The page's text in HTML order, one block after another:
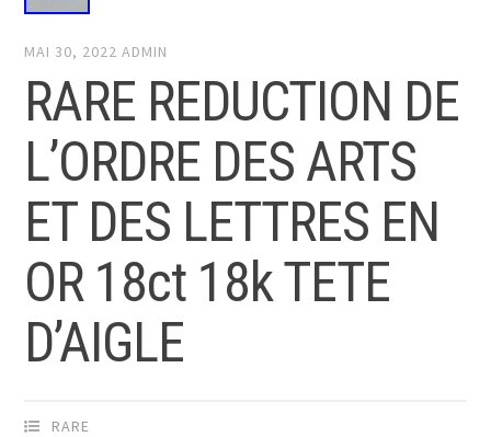
MAI 30, 2022 ADMIN
RARE REDUCTION DE
L’ORDRE DES ARTS
ET DES LETTRES EN
OR 18ct 18k TETE
D’AIGLE
RARE